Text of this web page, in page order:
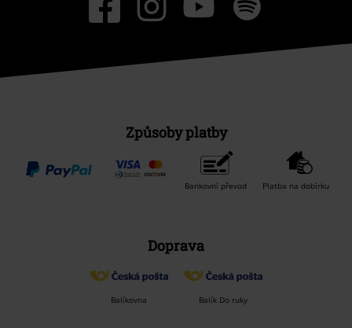
Způsoby platby
Bankovní převod Platba na dobírku
Doprava
Balíkovna Balík Do ruky